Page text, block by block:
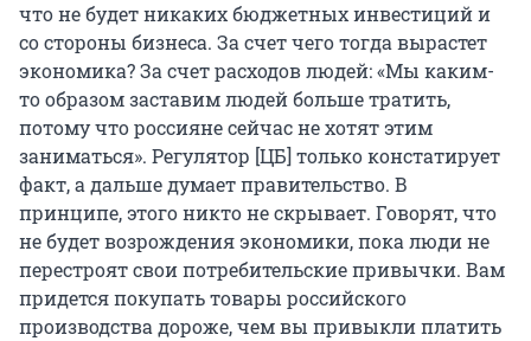
что не будет никаких бюджетных инвестиций и
со стороны бизнеса. За счет чего тогда вырастет
экономика? За счет расходов людей: «Мы каким-
то образом заставим людей больше тратить,
потому что россияне сейчас не хотят этим
заниматься». Регулятор [ЦБ] только констатирует
факт, а дальше думает правительство. В
принципе, этого никто не скрывает. Говорят, что
не будет возрождения экономики, пока люди не
перестроят свои потребительские привычки. Вам
придется покупать товары российского
производства дороже, чем вы привыкли платить